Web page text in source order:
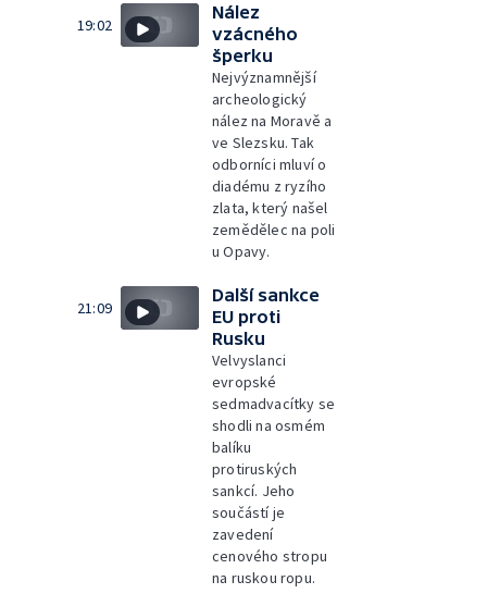
19:02
Nález
vzácného
šperku
Nejvýznamnější
archeologický
nález na Moravě a
ve Slezsku. Tak
odborníci mluví o
diadému z ryzího
zlata, který našel
zemědělec na poli
u Opavy.
21:09
Další sankce
EU proti
Rusku
Velvyslanci
evropské
sedmadvacítky se
shodli na osmém
balíku
protiruských
sankcí. Jeho
součástí je
zavedení
cenového stropu
na ruskou ropu.